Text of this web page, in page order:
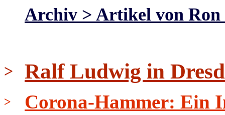
Archiv > Artikel von
> Ralf Ludwig in
> Corona-Hammer: Ein